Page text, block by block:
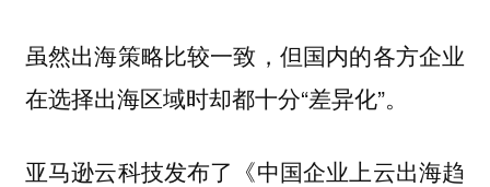
虽然出海策略比较一致，但国内的各方企业
在选择出海区域时却都十分“差异化”。
亚马逊云科技发布了《中国企业上云出海趋